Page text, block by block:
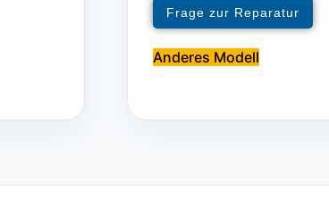
Frage zur Reparatur
Anderes Modell